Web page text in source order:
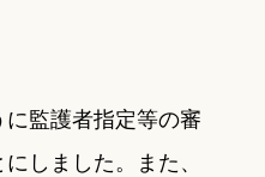
監護者指定等の審
しました。また、